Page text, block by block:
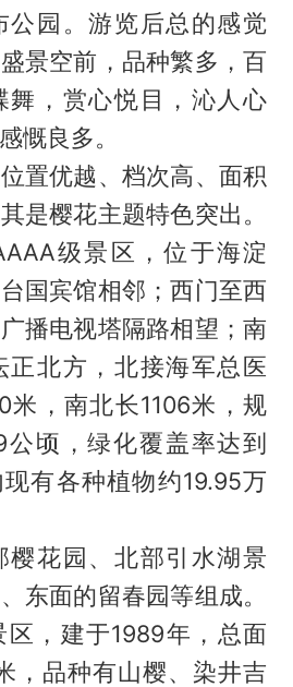
公园。游览后总的感觉
景空前，品种繁多，百
舞，赏心悦目，沁人心
慨良多。
置优越、档次高、面积
是樱花主题特色突出。
级景区，位于海淀
国宾馆相邻；西门至西
播电视塔隔路相望；南
正北方，北接海军总医
米，南北长1106米，规
公顷，绿化覆盖率达到
有各种植物约19.95万
樱花园、北部引水湖景
东面的留春园等组成。
，建于1989年，总面
，品种有山樱、染井吉